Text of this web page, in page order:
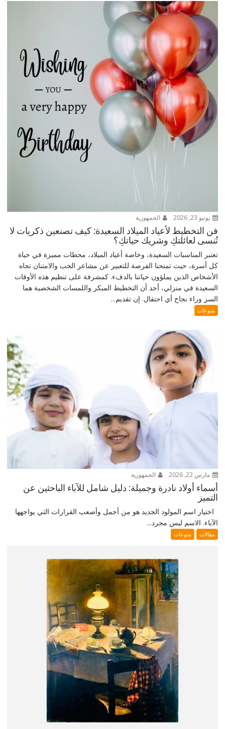
يونيو 23, 2026 الجمهورية
فن التخطيط لأعياد الميلاد السعيدة: كيف تصنعين ذكريات لا
تُنسى لعائلتكِ وشريك حياتكِ؟
تعتبر المناسبات السعيدة، وخاصة أعياد الميلاد، محطات مميزة في حياة
كل أسرة، حيث تمنحنا الفرصة للتعبير عن مشاعر الحب والامتنان تجاه
الأشخاص الذين يملؤون حياتنا بالدفء. كمشرفة على تنظيم هذه الأوقات
السعيدة في منزلي، أجد أن التخطيط المبكر واللمسات الشخصية هما
السر وراء نجاح أي احتفال. إن تقديم...
منوعات
مارس 22, 2026 الجمهورية
أسماء أولاد نادرة وجميلة: دليل شامل للآباء الباحثين عن
التميز
اختيار اسم المولود الجديد هو من أجمل وأصعب القرارات التي يواجهها
الآباء. الاسم ليس مجرد...
مقالات منوعات